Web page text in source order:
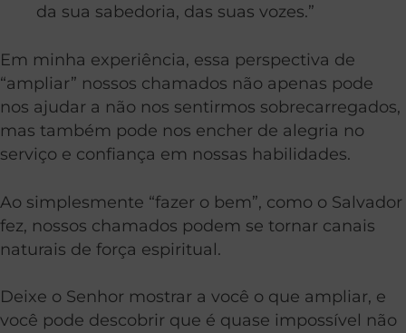
da sua sabedoria, das suas vozes.”
Em minha experiência, essa perspectiva de
“ampliar” nossos chamados não apenas pode
nos ajudar a não nos sentirmos sobrecarregados,
mas também pode nos encher de alegria no
serviço e confiança em nossas habilidades.
Ao simplesmente “fazer o bem”, como o Salvador
fez, nossos chamados podem se tornar canais
naturais de força espiritual.
Deixe o Senhor mostrar a você o que ampliar, e
você pode descobrir que é quase impossível não